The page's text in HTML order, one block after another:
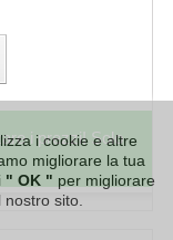
i cookie e altre
migliorare la tua
" OK " per migliorare
sito.
i prezzi! Solo